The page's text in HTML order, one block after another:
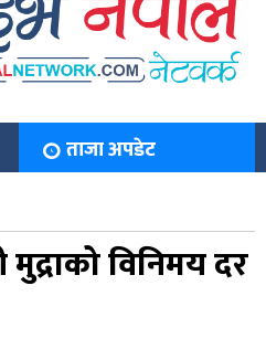
ताजा अपडेट
विनिमय दर